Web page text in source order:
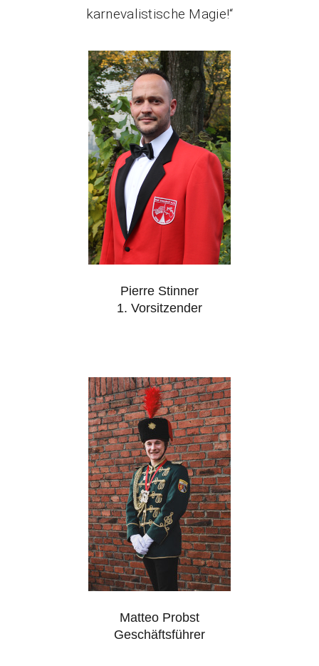
karnevalistische Magie!“
Pierre Stinner
1. Vorsitzender
Matteo Probst
Geschäftsführer